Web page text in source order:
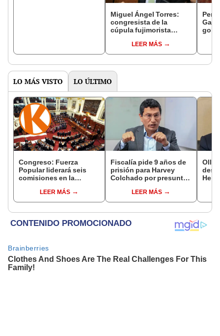
Miguel Ángel Torres:
congresista de la
cúpula fujimorista
del SenadoLEER MÁS
LO MÁS VISTO LO ÚLTIMO
Congreso: Fuerza
Popular liderará seis
comisiones en la
LEER MÁS
Fiscalía pide 9 años de
prisión para Harvey
Colchado por presunta
incompatible y falsedad
ideológica
LEER MÁS